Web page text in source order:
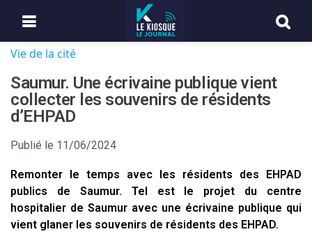
Vie de la cité
Saumur. Une écrivaine publique vient
collecter les souvenirs de résidents
d’EHPAD
Publié le 11/06/2024
Remonter le temps avec les résidents des EHPAD
publics de Saumur. Tel est le projet du centre
hospitalier de Saumur avec une écrivaine publique qui
vient glaner les souvenirs de résidents des EHPAD.